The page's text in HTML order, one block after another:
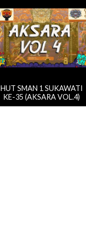
HUT SMAN 1 SUKAWATI
KE-35 (AKSARA VOL.4)